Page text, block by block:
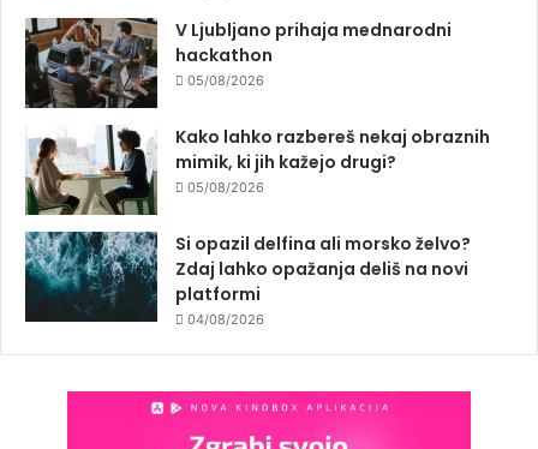
V Ljubljano prihaja mednarodni
hackathon
05/08/2026
Kako lahko razbereš nekaj obraznih
mimik, ki jih kažejo drugi?
05/08/2026
Si opazil delfina ali morsko želvo?
Zdaj lahko opažanja deliš na novi
platformi
04/08/2026